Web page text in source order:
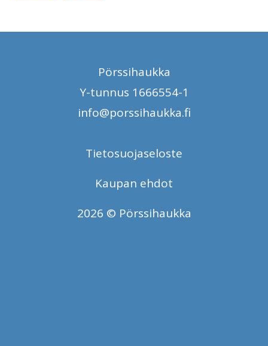
Pörssihaukka
Y-tunnus 1666554-1
info@porssihaukka.fi
Tietosuojaseloste
Kaupan ehdot
2026 © Pörssihaukka